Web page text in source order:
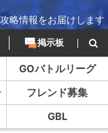
略情報をお届けします
掲示板
GOバトルリーグ
フレンド募集
GBL